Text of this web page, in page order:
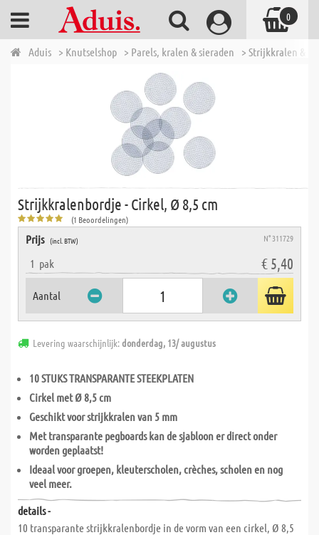
Aduis > Knutselshop > Parels, kralen & sieraden > Strijkkralen &
Strijkkralenbordje - Cirkel, Ø 8,5 cm
(1 Beoordelingen)
Prijs (incl. BTW) N° 311729
1 pak € 5,40
Aantal
Levering waarschijnlijk:donderdag, 13/ augustus
10 STUKS TRANSPARANTE STEEKPLATEN
Cirkel met Ø 8,5 cm
Geschikt voor strijkkralen van 5 mm
Met transparante pegboards kan de sjabloon er direct onder
worden geplaatst!
Ideaal voor groepen, kleuterscholen, crèches, scholen en nog
veel meer.
details -
10 transparante strijkkralenbordje in de vorm van een cirkel, Ø 8,5
0